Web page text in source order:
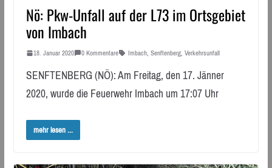
Nö: Pkw-Unfall auf der L73 im Ortsgebiet
von Imbach
18. Januar 2020 0 Kommentare Imbach, Senftenberg, Verkehrsunfall
SENFTENBERG (NÖ): Am Freitag, den 17. Jänner
2020, wurde die Feuerwehr Imbach um 17:07 Uhr
mehr lesen ...